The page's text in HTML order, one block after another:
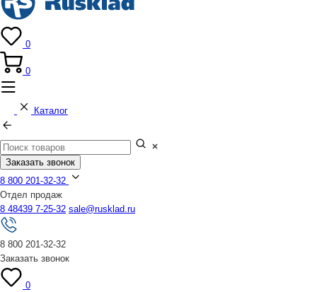
0
0
Каталог
Заказать звонок
8 800 201-32-32
Отдел продаж
8 48439 7-25-32 sale@rusklad.ru
8 800 201-32-32
Заказать звонок
0